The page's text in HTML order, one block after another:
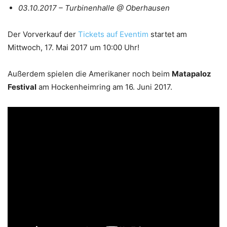
03.10.2017 – Turbinenhalle @ Oberhausen
Der Vorverkauf der Tickets auf Eventim startet am
Mittwoch, 17. Mai 2017 um 10:00 Uhr!
Außerdem spielen die Amerikaner noch beim Matapaloz
Festival am Hockenheimring am 16. Juni 2017.